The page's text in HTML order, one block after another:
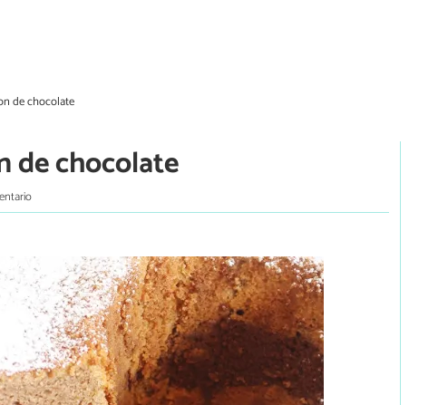
de chocolate
de chocolate